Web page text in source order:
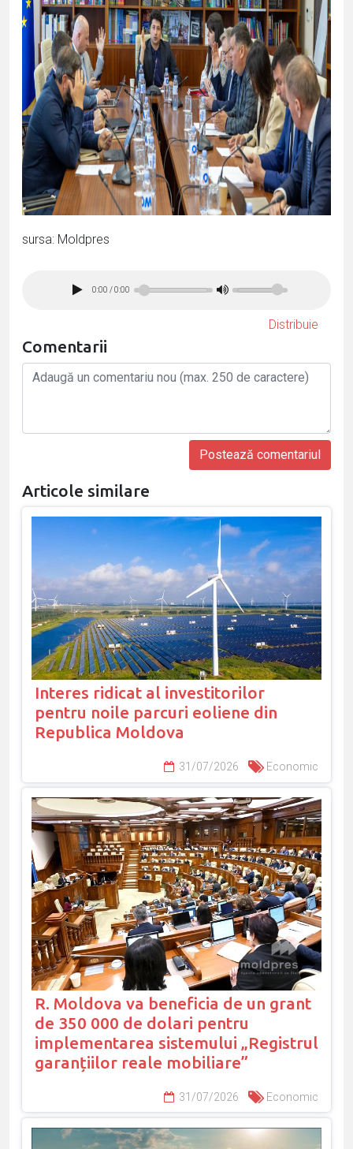
sursa: Moldpres
0:00 /0:00
Distribuie
Comentarii
Articole similare
Interes ridicat al investitorilor
pentru noile parcuri eoliene din
Republica Moldova
31/07/2026 Economic
R. Moldova va beneficia de un grant
de 350 000 de dolari pentru
implementarea sistemului „Registrul
garanțiilor reale mobiliare”
31/07/2026 Economic